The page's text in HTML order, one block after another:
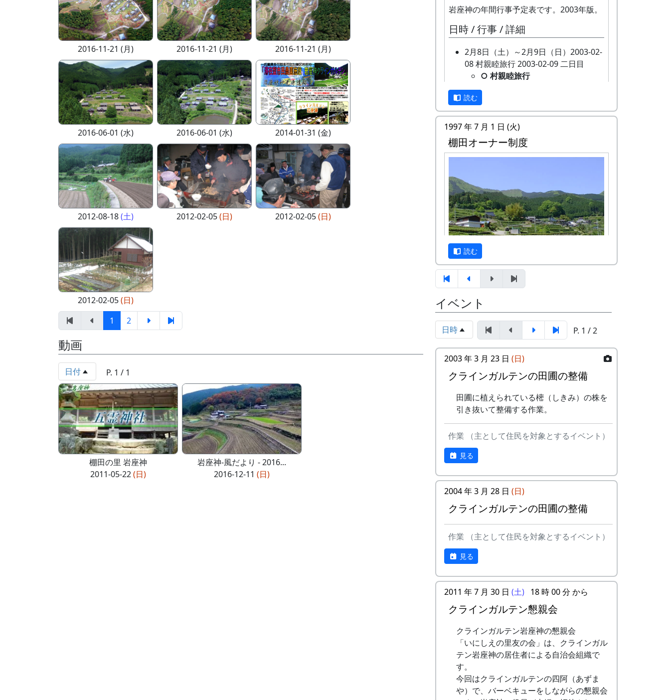
2016-11-21 (月) 2016-11-21 (月) 2016-11-21 (月)
2016-06-01 (水) 2016-06-01 (水) 2014-01-31 (金)
2012-08-18(土) 2012-02-05(日) 2012-02-05(日)
2012-02-05(日)
1
2
動画
日付 P. 1 / 1
棚田の里 岩座神
2011-05-22(日)
岩座神-風だより - 2016...
2016-12-11 (日)
未定
募集要項などの詳細は、決定
2004-02-01 2004年度 岩座神
棚田オーナー募集
3月7日（日）2004-03-07 宮普請
○ 宮普請
3月14日（土）2004-03-14 棚田オーナ
ー選考会
★ 棚田オーナー選考会
3月28日（日）2004-03-28 クラインガ
4月18日（日）2004-04-18 棚田オーナ
ー対面式
★ 棚田オーナー対面式
棚田オーナー（都会から米を
作りに来る人たち）と棚田保
ら、農業改良普及センターの
人による米作り講習会。そし
5月16日（日）2004-05-16 棚田オーナ
★ 棚田オーナー田植え祭
水田に入って、苗を手で植え
る。
6月13日（日）2004-06-13 棚田オーナ
ー草刈り、肥料散布
石垣や畦道の草刈り、肥料の
散布。
7月4日（日）2004-07-04 川刈り
○ 川刈り
7月25日（日）2004-07-25 棚田オーナ
ー草引き作業 ...
★ 棚田オーナー草引き作業
水田の中の雑草を引き抜く。
★ あまごつかみ
掴んで獲る。子供たちのため
のアトラクション。串に刺し
案山子を作って田んぼの畦に
立てる。
◎ 万年草挿し芽
石垣を飾る万年草の苗を育て
るために、ポットに挿し芽を
する。
8月29日（日）2004-08-29 蕎麦種蒔き
蕎麦の種を蒔く。
9月5日（日）2004-09-05 宮普請
岩座神の年間行事予定表です。2003年版。
日時 / 行事 / 詳細
2月8日（土）～2月9日（日）2003-02-
08 村親睦旅行 2003-02-09 二日目
○ 村親睦旅行
1月28日（火）～2月21日（金）2003-
01-28 棚田オーナー募集
★ 棚田オーナー募集
申し込みの窓口は加美町役場
産業課です。募集要項などの
詳細は、加美町のホームペー
中 > 岩座神棚田オーナー )
3月15日（金）2003-03-15 棚田オーナ
ー選考会
★ 棚田オーナー選考会
3月22日（土）～3月31日（月）2003-
03-22 棚田オーナー追加募集
★ 棚田オーナー追加募集
棚田オーナーを追加募集しま
す。詳細は、2003-03-22 岩座
知らせ をご覧下さい。
3月23日（日）2003-03-23 クラインガ
ルテンの田圃の整備
○ クラインガルテンの田圃の整備
田圃に植えられている樒（し
きみ）の株を引き抜いて整備
4月20日（日）2003-04-20 棚田オーナ
ー対面式
★ 棚田オーナー対面式
棚田オーナー（都会から米を
ら、農業改良普及センターの
人による米作り講習会。そし
て区画の抽選が行なわれる。
ー田植え祭
★ 棚田オーナー田植え祭
6月15日（日）2003-06-15 棚田オーナ
ー草刈り、肥料散布
★ 棚田オーナー草刈り、肥料散布
石垣や畦道の草刈り、肥料の
散布。
7月6日（日）2003-07-06 川刈り
○ 川刈り
川や道端の雑草を刈る。
7月27日（日）2003-07-27 棚田オーナ
ー草引き作業 ...
読む
1997 年 7 月 1 日 (火)
棚田オーナー制度
岩座神は「日本の棚田百選」にも選ばれた
棚田の村です。
1997年から岩座神では「棚田オーナー制
度」が始まりました。
「棚田」とはどんなものか、「棚田オーナ
ー制度」とはどういうものか、ちょっと見
ていって下さい。
※ 以下は、主として1997年に作成し、
1998年、1999年、2002年に若干の加筆を
棚田オーナー制度とは
まじめに農業に取り組み、自然とふれあう
勇気を持ち、地域になじめる方または家族
に、単に米作りを楽しむだけでなく、美し
い景観を誇る岩座神地区をみんなで守って
いくことに積極的に協力してもらうために
始められた。1区画100平方mで10区画を募
集した。会費は5万円。
「加美町への想い」「志望動機」「自己ア
ピール」などの作文を含む申し込みアンケ
ートを書類選考し、10組が選ばれた。
特典として
一から十までプロの指導を受けて
収穫した米は全部持ち帰ることが
できる。
加美町の宿泊施設が安く利用でき
加美町の特産品がもらえる(1万円
相当)など。
読む
イベント
日時 P. 1 / 2
2003 年 3 月 23 日 (日)
クラインガルテンの田圃の整備
田圃に植えられている樒（しきみ）の株を
引き抜いて整備する作業。
作業 （主として住民を対象とするイベント）
見る
2004 年 3 月 28 日 (日)
クラインガルテンの田圃の整備
作業 （主として住民を対象とするイベント）
見る
2011 年 7 月 30 日 (土) 18 時 00 分 から
クラインガルテン懇親会
クラインガルテン岩座神の懇親会
「いにしえの里友の会」は、クラインガル
テン岩座神の居住者による自治会組織で
す。
今回はクラインガルテンの四阿（あずま
や）で、バーベキューをしながらの懇親会